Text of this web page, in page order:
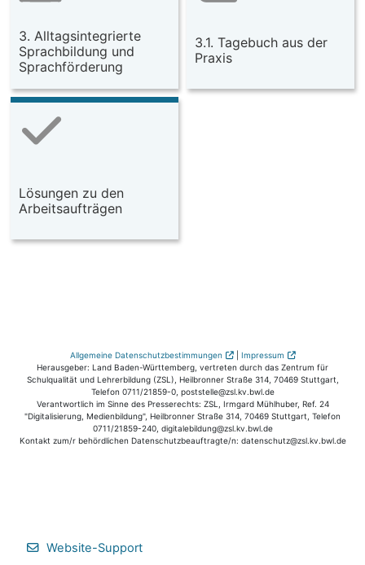
3. Alltagsintegrierte
Sprachbildung und
Sprachförderung
3.1. Tagebuch aus der
Praxis
Lösungen zu den
Arbeitsaufträgen
Allgemeine Datenschutzbestimmungen | Impressum
Herausgeber: Land Baden-Württemberg, vertreten durch das Zentrum für
Schulqualität und Lehrerbildung (ZSL), Heilbronner Straße 314, 70469 Stuttgart,
Telefon 0711/21859-0, poststelle@zsl.kv.bwl.de
Verantwortlich im Sinne des Presserechts: ZSL, Irmgard Mühlhuber, Ref. 24
"Digitalisierung, Medienbildung", Heilbronner Straße 314, 70469 Stuttgart, Telefon
0711/21859-240, digitalebildung@zsl.kv.bwl.de
Kontakt zum/r behördlichen Datenschutzbeauftragte/n: datenschutz@zsl.kv.bwl.de
Website-Support